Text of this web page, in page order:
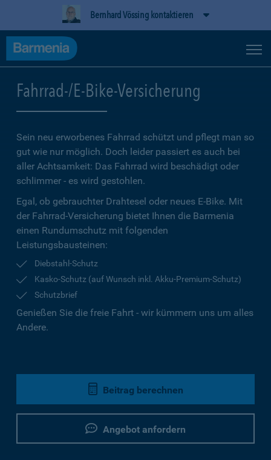
Bernhard Vössing kontaktieren
Fahrrad-/E-Bike-Versicherung
Sein neu erworbenes Fahrrad schützt und pflegt man so
gut wie nur möglich. Doch leider passiert es auch bei
aller Achtsamkeit: Das Fahrrad wird beschädigt oder
schlimmer - es wird gestohlen.
Egal, ob gebrauchter Drahtesel oder neues E-Bike. Mit
der Fahrrad-Versicherung bietet Ihnen die Barmenia
einen Rundumschutz mit folgenden
Leistungsbausteinen:
Diebstahl-Schutz
Kasko-Schutz (auf Wunsch inkl. Akku-Premium-Schutz)
Schutzbrief
Genießen Sie die freie Fahrt - wir kümmern uns um alles
Andere.
Beitrag berechnen
Angebot anfordern